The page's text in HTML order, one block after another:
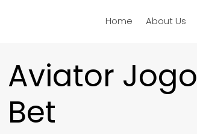
Home About Us
Aviator
Bet